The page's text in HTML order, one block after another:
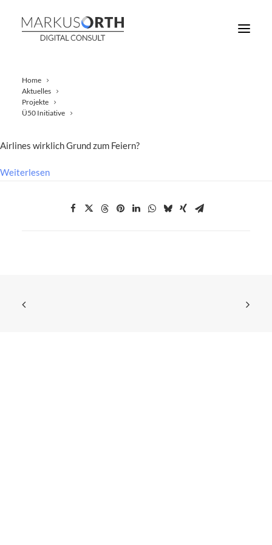
Home
Aktuelles
Projekte
Ü50 Initiative
Mit dem Ende des Flugbanns der USA für geimpfte Europäer steigt
Airlines wirklich Grund zum Feiern?
Weiterlesen